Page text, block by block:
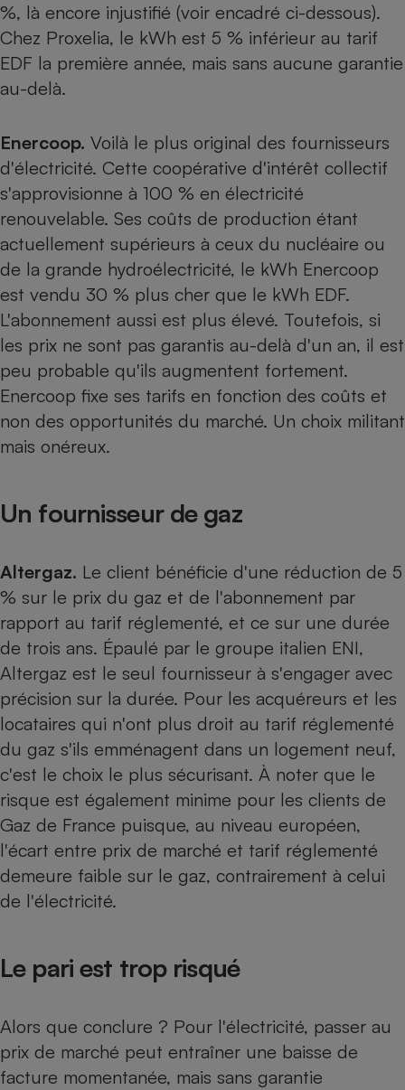
%, là encore injustifié (voir encadré ci-dessous).
Chez Proxelia, le kWh est 5 % inférieur au tarif
EDF la première année, mais sans aucune garantie
au-delà.
Enercoop. Voilà le plus original des fournisseurs
d'électricité. Cette coopérative d'intérêt collectif
s'approvisionne à 100 % en électricité
renouvelable. Ses coûts de production étant
actuellement supérieurs à ceux du nucléaire ou
de la grande hydroélectricité, le kWh Enercoop
est vendu 30 % plus cher que le kWh EDF.
L'abonnement aussi est plus élevé. Toutefois, si
les prix ne sont pas garantis au-delà d'un an, il est
peu probable qu'ils augmentent fortement.
Enercoop fixe ses tarifs en fonction des coûts et
non des opportunités du marché. Un choix militant
mais onéreux.
Un fournisseur de gaz
Altergaz. Le client bénéficie d'une réduction de 5
% sur le prix du gaz et de l'abonnement par
rapport au tarif réglementé, et ce sur une durée
de trois ans. Épaulé par le groupe italien ENI,
Altergaz est le seul fournisseur à s'engager avec
précision sur la durée. Pour les acquéreurs et les
locataires qui n'ont plus droit au tarif réglementé
du gaz s'ils emménagent dans un logement neuf,
c'est le choix le plus sécurisant. À noter que le
risque est également minime pour les clients de
Gaz de France puisque, au niveau européen,
l'écart entre prix de marché et tarif réglementé
demeure faible sur le gaz, contrairement à celui
de l'électricité.
Le pari est trop risqué
Alors que conclure ? Pour l'électricité, passer au
prix de marché peut entraîner une baisse de
facture momentanée, mais sans garantie